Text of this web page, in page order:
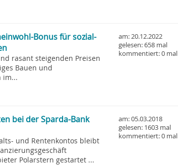
am: 20.12.2022
gelesen: 658 mal
kommentiert: 0 mal
Bonus für sozial-
rasant steigenden Preisen
Bauen und
im...
am: 05.03.2018
gelesen: 1603 mal
kommentiert: 0 mal
bei der Sparda-Bank
und Rentenkontos bleibt
Polarstern gestartet ...